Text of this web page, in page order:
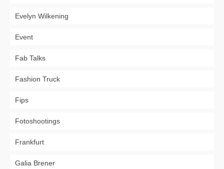
Evelyn Wilkening
Event
Fab Talks
Fashion Truck
Fips
Fotoshootings
Frankfurt
Galia Brener